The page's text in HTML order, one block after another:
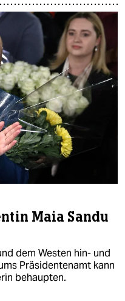
Maia Sandu
dem Westen hin- und
Präsidentenamt kann
behaupten.